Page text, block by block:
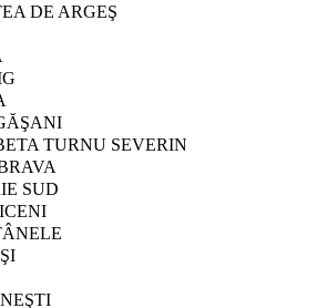
DE ARGEŞ
TURNU SEVERIN
SUD